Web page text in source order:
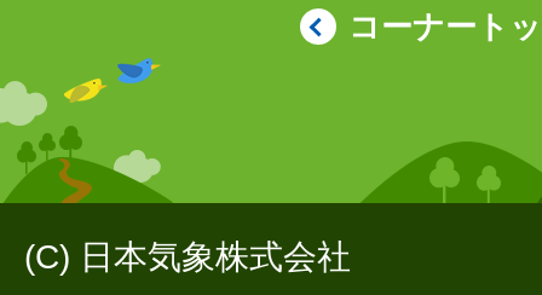
コーナート
(C) 日本気象株式会社